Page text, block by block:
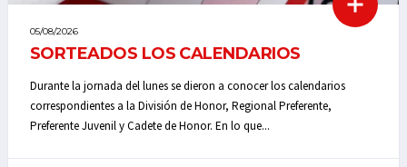
05/08/2026
SORTEADOS LOS CALENDARIOS
Durante la jornada del lunes se dieron a conocer los calendarios
correspondientes a la División de Honor, Regional Preferente,
Preferente Juvenil y Cadete de Honor. En lo que...